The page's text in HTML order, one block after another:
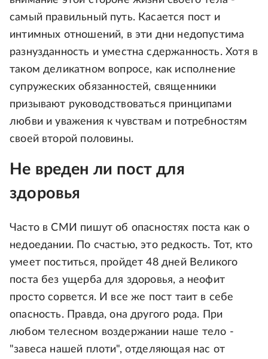
самый правильный путь. Касается пост и
интимных отношений, в эти дни недопустима
разнузданность и уместна сдержанность. Хотя в
таком деликатном вопросе, как исполнение
супружеских обязанностей, священники
призывают руководствоваться принципами
любви и уважения к чувствам и потребностям
своей второй половины.
Не вреден ли пост для
здоровья
Часто в СМИ пишут об опасностях поста как о
недоедании. По счастью, это редкость. Тот, кто
умеет поститься, пройдет 48 дней Великого
поста без ущерба для здоровья, а неофит
просто сорвется. И все же пост таит в себе
опасность. Правда, она другого рода. При
любом телесном воздержании наше тело -
"завеса нашей плоти", отделяющая нас от